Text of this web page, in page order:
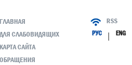
ГЛАВНАЯ
ДЛЯ СЛАБОВИДЯЩИХ
КАРТА САЙТА
ОБРАЩЕНИЯ
RSS
РУС | ENG